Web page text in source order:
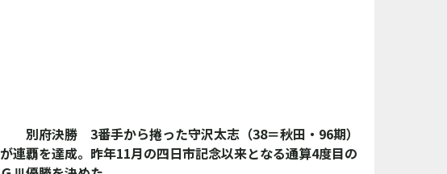
別府決勝 3番手から捲った守沢太志（38＝秋田・96期）
が連覇を達成。昨年11月の四日市記念以来となる通算4度目の